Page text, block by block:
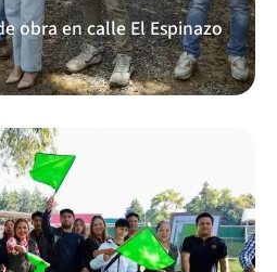
obra en calle El Espinazo